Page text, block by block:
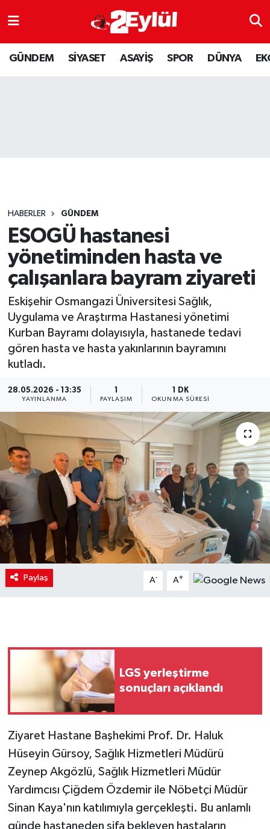
GÜNDEM SİYASET ASAYİŞ SPOR DÜNYA
HABERLER GÜNDEM
ESOGÜ hastanesi
yönetiminden hasta ve
çalışanlara bayram ziyareti
Eskişehir Osmangazi Üniversitesi Sağlık,
Uygulama ve Araştırma Hastanesi yönetimi
Kurban Bayramı dolayısıyla, hastanede tedavi
gören hasta ve hasta yakınlarının bayramını
kutladı.
28.05.2026 - 13:35
YAYINLANMA PAYLAŞIM
1 DK
OKUNMA SÜRESI
Paylaş A- A+
LGS yerleştirme
sonuçları açıklandı
Ziyaret Hastane Başhekimi Prof. Dr. Haluk
Hüseyin Gürsoy, Sağlık Hizmetleri Müdürü
Zeynep Akgözlü, Sağlık Hizmetleri Müdür
Yardımcısı Çiğdem Özdemir ile Nöbetçi Müdür
Sinan Kaya'nın katılımıyla gerçekleşti. Bu anlamlı
günde hastaneden şifa bekleyen hastaların
ASAYİŞ
DÜNYA
SPOR
YAŞAM
Nöbetçi Eczaneler
Hava Durumu
Son Dakika Haberleri
Haber Arşivi